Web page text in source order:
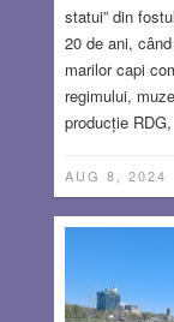
statui” din
20 de ani,
marilor capi
regimului,
producție RDG,
AUG 8, 2024